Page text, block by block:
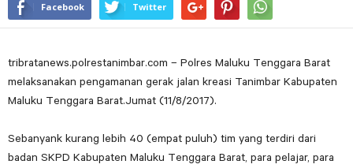
Facebook Twitter
tribratanews.polrestanimbar.com – Polres Maluku Tenggara Barat
melaksanakan pengamanan gerak jalan kreasi Tanimbar Kabupaten
Maluku Tenggara Barat.Jumat (11/8/2017).
Sebanyank kurang lebih 40 (empat puluh) tim yang terdiri dari
badan SKPD Kabupaten Maluku Tenggara Barat, para pelajar, para